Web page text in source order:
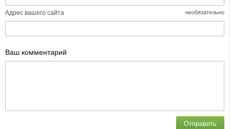
Адрес вашего сайта необязательно
Ваш комментарий
Отправить